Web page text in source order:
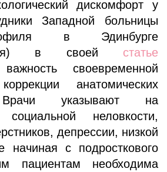
дискомфорт у
Западной больницы
в Эдинбурге
в своей статье
своевременной
анатомических
указывают на
социальной неловкости,
депрессии, низкой
начиная с подросткового
пациентам необходима